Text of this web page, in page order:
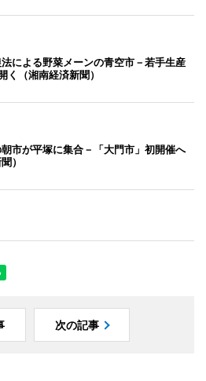
による野菜メーンの青空市－若手生産
く（湘南経済新聞）
市が平塚に集合－「大門市」初開催へ
）
次の記事